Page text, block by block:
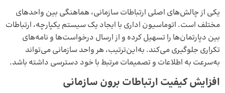
یکی از چالش‌های اصلی ارتباطات سازمانی، هماهنگی بین واحدهای
مختلف است. اتوماسیون اداری با ایجاد یک سیستم یکپارچه، ارتباطات
بین دپارتمان‌ها را تسهیل کرده و از ارسال درخواست‌ها و نامه‌های
تکراری جلوگیری می‌کند. به‌این‌ترتیب، هر واحد سازمانی می‌تواند
به‌سرعت به اطلاعات و تصمیمات مرتبط با خود دسترسی داشته باشد.
افزایش کیفیت ارتباطات برون ‌سازمانی